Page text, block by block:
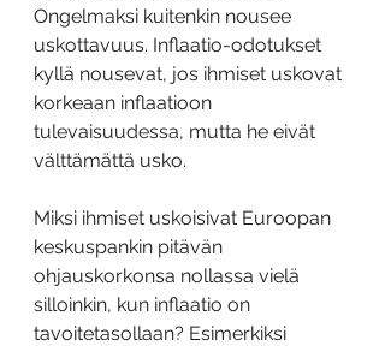
Ongelmaksi kuitenkin nousee
uskottavuus. Inflaatio-odotukset
kyllä nousevat, jos ihmiset uskovat
korkeaan inflaatioon
tulevaisuudessa, mutta he eivät
välttämättä usko.
Miksi ihmiset uskoisivat Euroopan
keskuspankin pitävän
ohjauskorkonsa nollassa vielä
silloinkin, kun inflaatio on
tavoitetasollaan? Esimerkiksi